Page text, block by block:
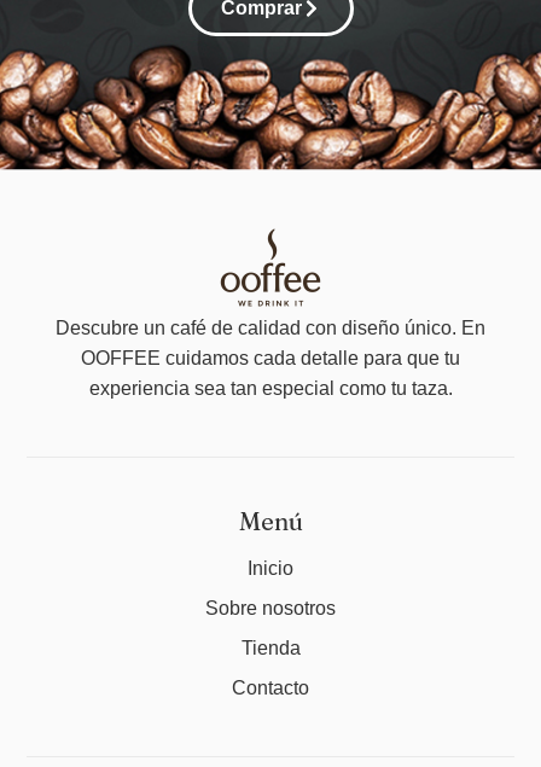
Comprar
Descubre un café de calidad con diseño único. En
OOFFEE cuidamos cada detalle para que tu
experiencia sea tan especial como tu taza.
Menú
Inicio
Sobre nosotros
Tienda
Contacto